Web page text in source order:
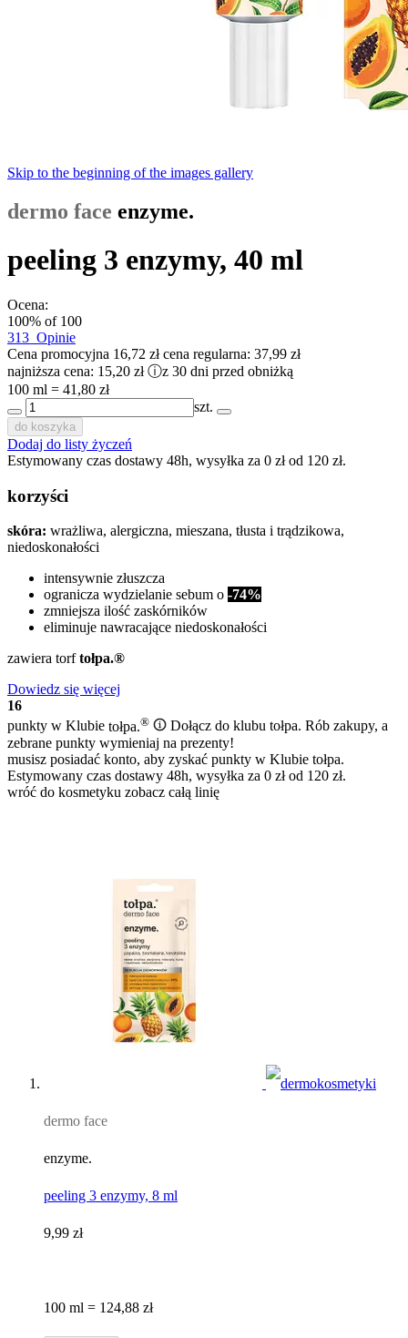
Skip to the beginning of the images gallery
dermo face enzyme.
peeling 3 enzymy, 40 ml
Ocena:
100% of 100
313 Opinie
Cena promocyjna 16,72 zł cena regularna: 37,99 zł
najniższa cena: 15,20 zł ⓘz 30 dni przed obniżką
100 ml = 41,80 zł
szt.
do koszyka
Dodaj do listy życzeń
Estymowany czas dostawy 48h, wysyłka za 0 zł od 120 zł.
korzyści
skóra: wrażliwa, alergiczna, mieszana, tłusta i trądzikowa,
niedoskonałości
intensywnie złuszcza
ogranicza wydzielanie sebum o -74%
zmniejsza ilość zaskórników
eliminuje nawracające niedoskonałości
zawiera torftołpa.®
Dowiedz się więcej
16
punkty w Klubie tołpa.®
Dołącz do klubu tołpa. Rób zakupy, a
zebrane punkty wymieniaj na prezenty!
musisz posiadać konto, aby zyskać punkty w Klubie tołpa.
Estymowany czas dostawy 48h, wysyłka za 0 zł od 120 zł.
wróć do kosmetyku zobacz całą linię
dermo face
enzyme.
peeling 3 enzymy, 8 ml
9,99 zł
100 ml = 124,88 zł